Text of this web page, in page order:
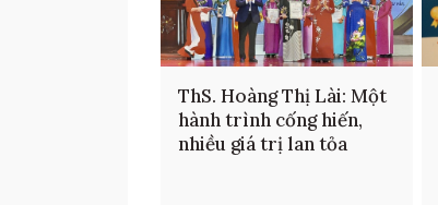
ThS. Hoàng Thị Lài: Một
hành trình cống hiến,
nhiều giá trị lan tỏa